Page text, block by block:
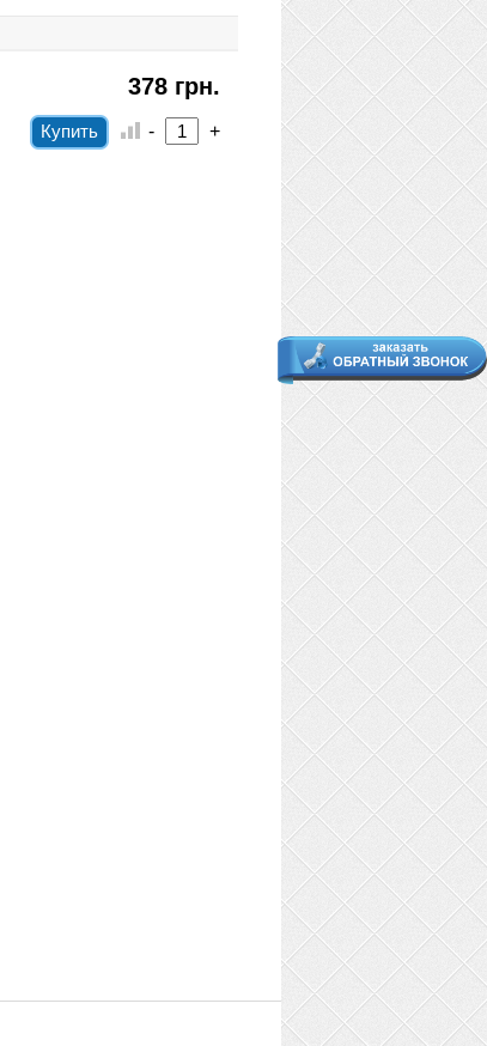
378 грн.
- +